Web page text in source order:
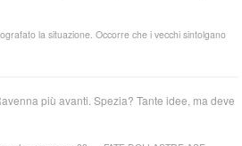
la situazione. Occorre che i vecchi sintolgano
più avanti. Spezia? Tante idee, ma deve